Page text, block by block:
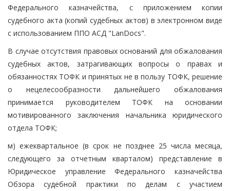
Федерального казначейства, с приложением копии
судебного акта (копий судебных актов) в электронном виде
с использованием ППО АСД "LanDocs".
В случае отсутствия правовых оснований для обжалования
судебных актов, затрагивающих вопросы о правах и
обязанностях ТОФК и принятых не в пользу ТОФК, решение
о нецелесообразности дальнейшего обжалования
принимается руководителем ТОФК на основании
мотивированного заключения начальника юридического
отдела ТОФК;
м) ежеквартальное (в срок не позднее 25 числа месяца,
следующего за отчетным кварталом) представление в
Юридическое управление Федерального казначейства
Обзора судебной практики по делам с участием